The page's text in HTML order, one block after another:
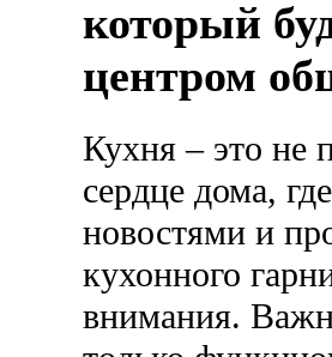
который
центром
Кухня – это не
сердце дома,
новостями и
кухонного
внимания.